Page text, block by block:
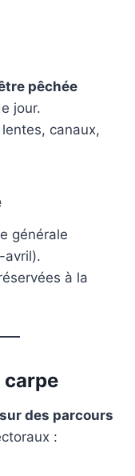
pêchée
jour.
canaux,
générale
avril).
à la
carpe
des parcours
: